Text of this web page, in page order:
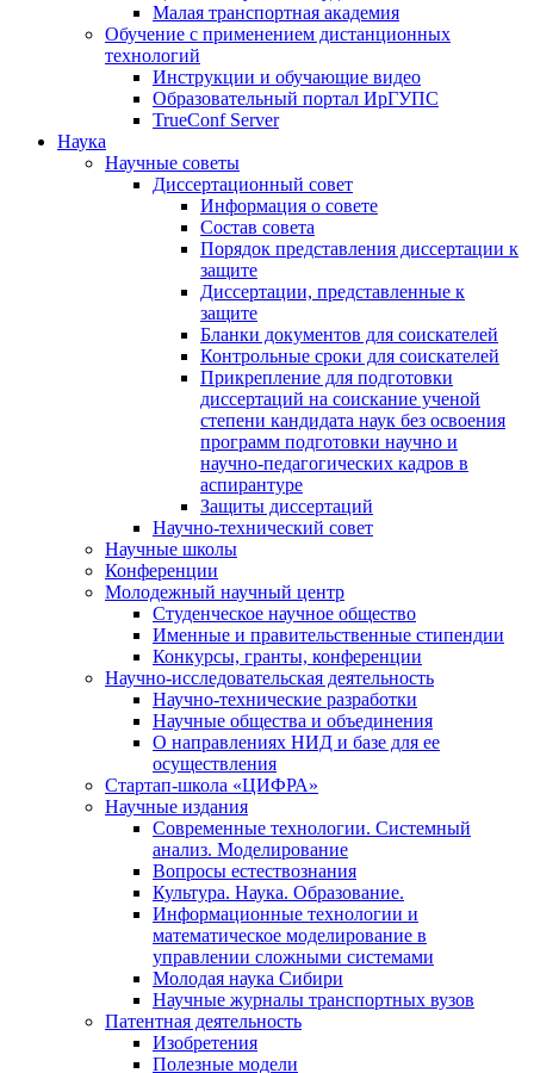
Малая транспортная академия
Обучение с применением дистанционных
технологий
Инструкции и обучающие видео
Образовательный портал ИрГУПС
TrueConf Server
Наука
Научные советы
Диссертационный совет
Информация о совете
Состав совета
Порядок представления диссертации к
защите
Диссертации, представленные к
защите
Бланки документов для соискателей
Контрольные сроки для соискателей
Прикрепление для подготовки
диссертаций на соискание ученой
степени кандидата наук без освоения
программ подготовки научно и
научно-педагогических кадров в
аспирантуре
Защиты диссертаций
Научно-технический совет
Научные школы
Конференции
Молодежный научный центр
Студенческое научное общество
Именные и правительственные стипендии
Конкурсы, гранты, конференции
Научно-исследовательская деятельность
Научно-технические разработки
Научные общества и объединения
О направлениях НИД и базе для ее
осуществления
Стартап-школа «ЦИФРА»
Научные издания
Современные технологии. Системный
анализ. Моделирование
Вопросы естествознания
Культура. Наука. Образование.
Информационные технологии и
математическое моделирование в
управлении сложными системами
Молодая наука Сибири
Научные журналы транспортных вузов
Патентная деятельность
Изобретения
Полезные модели